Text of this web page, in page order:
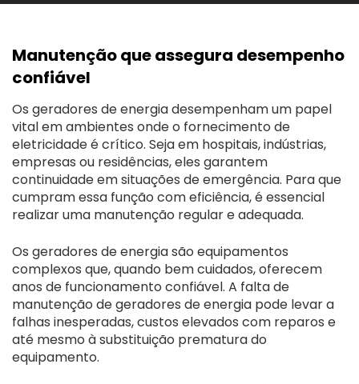
Manutenção que assegura desempenho
confiável
Os geradores de energia desempenham um papel
vital em ambientes onde o fornecimento de
eletricidade é crítico. Seja em hospitais, indústrias,
empresas ou residências, eles garantem
continuidade em situações de emergência. Para que
cumpram essa função com eficiência, é essencial
realizar uma manutenção regular e adequada.
Os geradores de energia são equipamentos
complexos que, quando bem cuidados, oferecem
anos de funcionamento confiável. A falta de
manutenção de geradores de energia pode levar a
falhas inesperadas, custos elevados com reparos e
até mesmo à substituição prematura do
equipamento.